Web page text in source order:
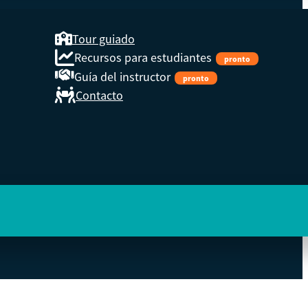
Tour guiado
Recursos para estudiantes
pronto
Guía del instructor pronto
Contacto